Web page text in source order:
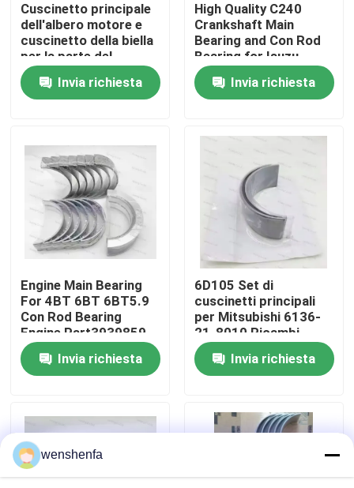
Casa.
Prodotti
Su di noi
Visita alla fabbrica
Controllo della qualità
Contattaci
Notizie
Casi
CUSCINETTO PRINCIPALE DEL MOTORE
Cuscinetto principale
dell'albero motore e
cuscinetto della biella
per la parte del
motore diesel del
motore 6D114
3950661 3945918
Invia richiesta
High Quality C240
Crankshaft Main
Bearing and Con Rod
Bearing for Isuzu
Motor Diesel Engine
Part
Invia richiesta
Engine Main Bearing
For 4BT 6BT 6BT5.9
Con Rod Bearing
Engine Part3939859
3802070
Invia richiesta
6D105 Set di
cuscinetti principali
per Mitsubishi 6136-
21-8010 Ricambi
Cuscinetti per motori
diesel Invia richiesta
wenshenfa